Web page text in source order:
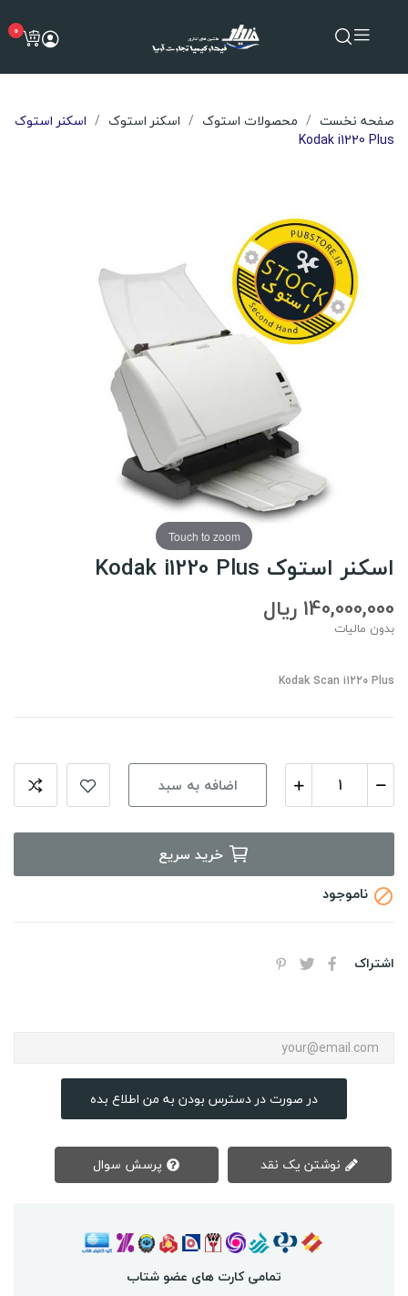
0
صفحه نخست محصولات استوک اسکنر استوک
اسکنر استوک
Kodak i1220 Plus
Touch to zoom
اسکنر استوک Kodak i1220 Plus
140,000,000 ریال
بدون مالیات
Kodak Scan i1220 Plus
اضافه به سبد
خرید سریع
 ناموجود
اشتراک
در صورت در دسترس بودن به من اطلاع بده
تمامی کارت های عضو شتاب